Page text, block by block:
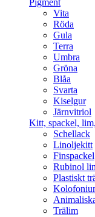
Pigment
Vita
Röda
Gula
Terra
Umbra
Gröna
Blåa
Svarta
Kiselgur
Järnvitriol
Kitt, spackel,
Schellack
Linoljekitt
Finspackel
Rubinol
Plastiskt
Trälim